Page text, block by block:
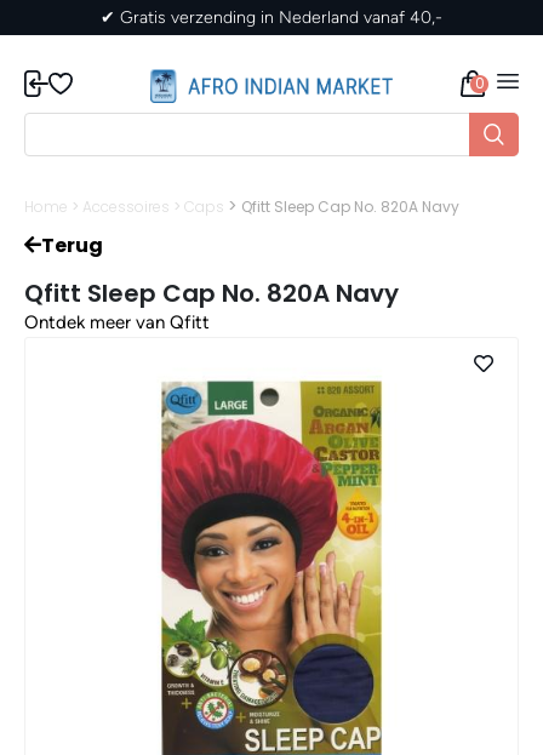
✔ Gratis verzending in Nederland vanaf 40,-
0
Home > Accessoires > Caps > Qfitt Sleep Cap No. 820A Navy
Terug
Qfitt Sleep Cap No. 820A Navy
Ontdek meer van Qfitt